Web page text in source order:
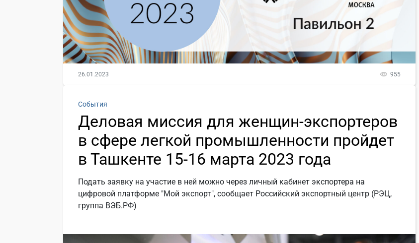
26.01.2023 955
События
Деловая миссия для женщин-экспортеров
в сфере легкой промышленности пройдет
в Ташкенте 15-16 марта 2023 года
Подать заявку на участие в ней можно через личный кабинет экспортера на
цифровой платформе "Мой экспорт", сообщает Российский экспортный центр (РЭЦ,
группа ВЭБ.РФ)